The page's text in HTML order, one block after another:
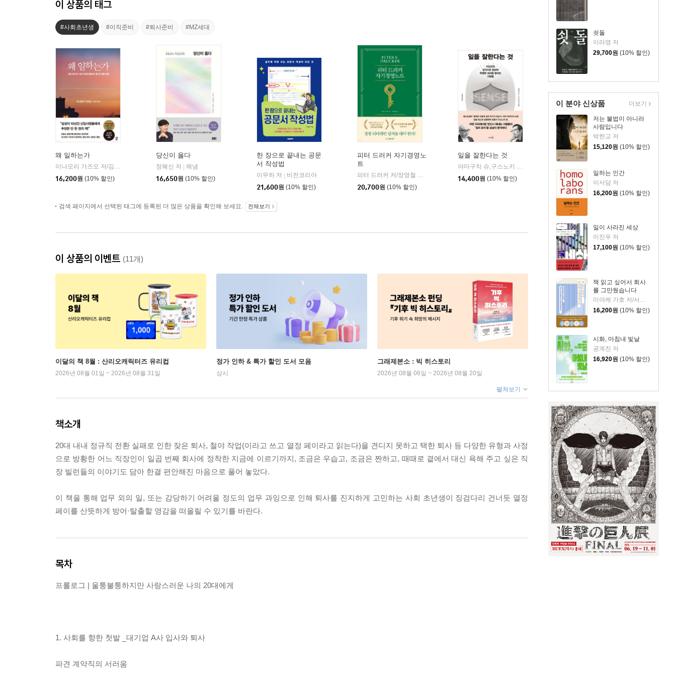
쇳돌
이라영 저
29,700원 (10% 할인)
이 분야 신상품
저는 불법이 아니라
사람입니다
박한교 저
15,120원 (10% 할인)
일하는 인간
이서담 저
16,200원 (10% 할인)
일이 사라진 세상
이진우 저
17,100원 (10% 할인)
책 읽고 싶어서 회사
를 그만뒀습니다
미야케 가호 저/서영찬 역
16,200원 (10% 할인)
시화, 마침내 빛날
공계진 저
16,920원 (10% 할인)
더보기
이 상품의 태그
#사회초년생 #이직준비 #퇴사준비 #MZ세대
왜 일하는가
이나모리 가즈오 저/김윤경 역
다산북스
16,200원 (10% 할인)
당신이 옳다
정혜신 저
해냄
16,650원 (10% 할인)
한 장으로 끝내는 공문
서 작성법
이무하 저
비전코리아
21,600원 (10% 할인)
피터 드러커 자기경영노
트
피터 드러커 저/장영철 역
한국경제신문사(한경비피)
20,700원 (10% 할인)
일을 잘한다는 것
야마구치 슈,구스노키 겐 공저/김윤경 역
14,400원 (10% 할인)
검색 페이지에서 선택된 태그에 등록된 더 많은 상품을 확인해 보세요. 전체보기
이 상품의 이벤트 (11개)
이달의 책 8월 : 산리오캐릭터즈 유리컵
2026년 08월 01일 ~ 2026년 08월 31일
정가 인하 & 특가 할인 도서 모음
상시
그래제본소 : 빅 히스토리
2026년 08월 06일 ~ 2026년 08월 20일
펼쳐보기
책소개
20대 내내 정규직 전환 실패로 인한 잦은 퇴사, 철야 작업(이라고 쓰고 열정 페이라고 읽는다)을 견디지 못하고 택한 퇴사 등 다양한 유형과 사정
으로 방황한 어느 직장인이 일곱 번째 회사에 정착한 지금에 이르기까지, 조금은 우습고, 조금은 짠하고, 때때로 곁에서 대신 욕해 주고 싶은 직
장 빌런들의 이야기도 담아 한결 편안해진 마음으로 풀어 놓았다.
이 책을 통해 업무 외의 일, 또는 감당하기 어려울 정도의 업무 과잉으로 인해 퇴사를 진지하게 고민하는 사회 초년생이 징검다리 건너듯 열정
페이를 산뜻하게 방어·탈출할 영감을 떠올릴 수 있기를 바란다.
목차
프롤로그 | 울퉁불퉁하지만 사랑스러운 나의 20대에게
1. 사회를 향한 첫발 _대기업 A사 입사와 퇴사
파견 계약직의 서러움